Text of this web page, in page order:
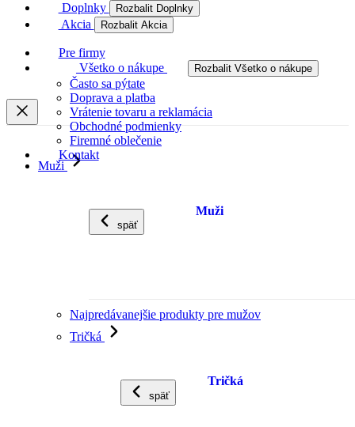
Doplnky Rozbalit Doplnky
Akcia Rozbalit Akcia
Pre firmy
Všetko o nákupe
Rozbalit Všetko o nákupe
Často sa pýtate
Doprava a platba
Vrátenie tovaru a reklamácia
Obchodné podmienky
Firemné oblečenie
Kontakt
Muži
späť
Muži
Najpredávanejšie produkty pre mužov
Tričká
späť
Tričká